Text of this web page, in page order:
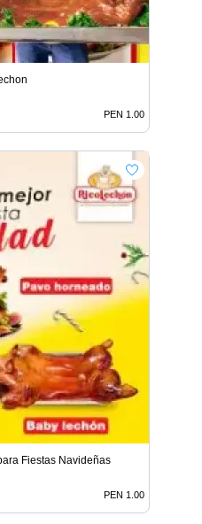
PEN 1.00
Fiestas Navideñas
PEN 1.00